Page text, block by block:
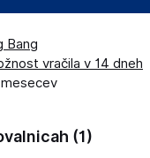
Bang
vračila v 14 dneh
mesecev
(1)